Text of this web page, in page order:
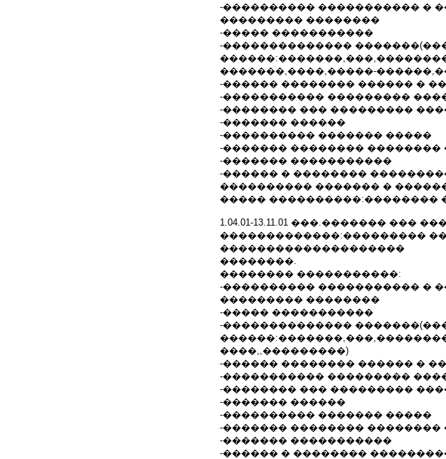
-���������� ����������� �
��������� ��������
-����� �����������
-��������������
�������,����,�����-
-������ �������� ������ �
-����������� ���������
-�������� ��� ���������
-������� ������
-���������� ������� �����
-������� �������� ��������
-������� �����������
-������ � ��������
���������� ������� �
����� ����������:��������
1.04.01-13.11.01 ���.������� ���
�������������:���������
��������������������
��������.
�������� �����������:
-���������� ����������� �
��������� ��������
-����� �����������
-��������������
����,,���������)
-������ �������� ������ �
-����������� ���������
-�������� ��� ���������
-������� ������
-���������� ������� �����
-������� �������� ��������
-������� �����������
-������ � ��������